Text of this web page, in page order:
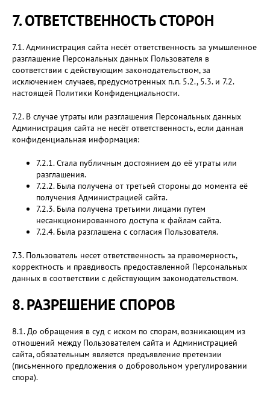
7. ОТВЕТСТВЕННОСТЬ СТОРОН
7.1. Администрация сайта несёт ответственность за умышленное
разглашение Персональных данных Пользователя в
соответствии с действующим законодательством, за
исключением случаев, предусмотренных п.п. 5.2., 5.3. и 7.2.
настоящей Политики Конфиденциальности.
7.2. В случае утраты или разглашения Персональных данных
Администрация сайта не несёт ответственность, если данная
конфиденциальная информация:
7.2.1. Стала публичным достоянием до её утраты или
разглашения.
7.2.2. Была получена от третьей стороны до момента её
получения Администрацией сайта.
7.2.3. Была получена третьими лицами путем
несанкционированного доступа к файлам сайта.
7.2.4. Была разглашена с согласия Пользователя.
7.3. Пользователь несет ответственность за правомерность,
корректность и правдивость предоставленной Персональных
данных в соответствии с действующим законодательством.
8. РАЗРЕШЕНИЕ СПОРОВ
8.1. До обращения в суд с иском по спорам, возникающим из
отношений между Пользователем сайта и Администрацией
сайта, обязательным является предъявление претензии
(письменного предложения о добровольном урегулировании
спора).